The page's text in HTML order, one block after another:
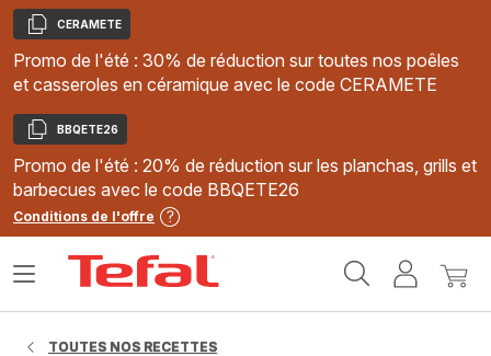
Copier
CERAMETE
Promo de l'été : 30% de réduction sur toutes nos poêles
et casseroles en céramique avec le code CERAMETE
Copier
BBQETE26
Promo de l'été : 20% de réduction sur les planchas, grills et
barbecues avec le code BBQETE26
Conditions de l'offre
MonMon
Ouvrir
TOUTES NOS RECETTES